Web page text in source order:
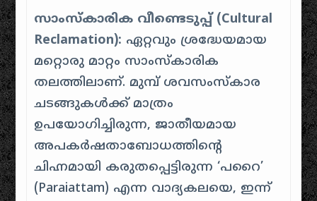
സാംസ്കാരിക വീണ്ടെടുപ്പ് (Cultural
Reclamation): ഏറ്റവും ശ്രദ്ധേയമായ
മറ്റൊരു മാറ്റം സാംസ്കാരിക
തലത്തിലാണ്. മുമ്പ് ശവസംസ്കാര
ചടങ്ങുകൾക്ക് മാത്രം
ഉപയോഗിച്ചിരുന്ന, ജാതീയമായ
അപകർഷതാബോധത്തിന്റെ
ചിഹ്നമായി കരുതപ്പെട്ടിരുന്ന ‘പറൈ’
(Paraiattam) എന്ന വാദ്യകലയെ, ഇന്ന്